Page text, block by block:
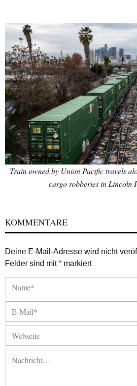
Train owned by Union Pacific travels
cargo robberies in Lincoln
KOMMENTARE
Deine E-Mail-Adresse wird nicht
Felder sind mit* markiert